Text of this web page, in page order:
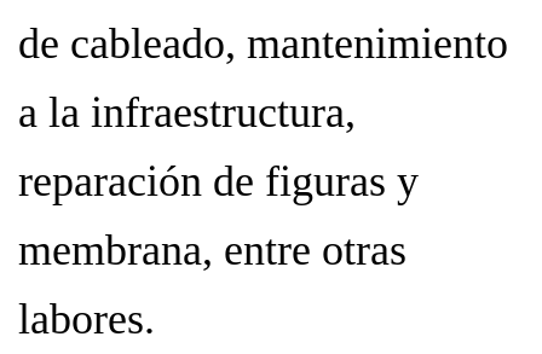
de cableado, mantenimiento
a la infraestructura,
reparación de figuras y
membrana, entre otras
labores.